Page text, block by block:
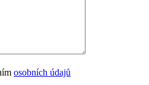
osobních údajů